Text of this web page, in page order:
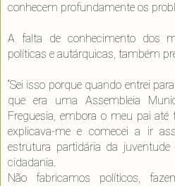
conhecem profundamente os
A falta de conhecimento dos
políticas e autárquicas, também
“Sei isso porque quando entrei
que era uma Assembleia
Freguesia, embora o meu pai
explicava-me e comecei a ir
estrutura partidária da
cidadania.
Não fabricamos políticos,